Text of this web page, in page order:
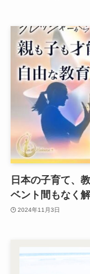
日本の子育て、
ベント間もなく
2024年11月3日